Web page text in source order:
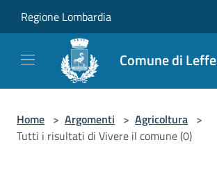
Regione Lombardia
Comune di Leffe
Home > Argomenti > Agricoltura >
Tutti i risultati di Vivere il comune (0)